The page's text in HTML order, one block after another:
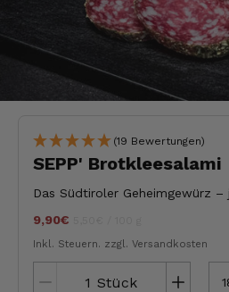
(19 Bewertungen)
SEPP' Brotkleesalami
Das Südtiroler Geheimgewürz
9,90€
Inkl. Steuern. zzgl. Versandkosten
Stück